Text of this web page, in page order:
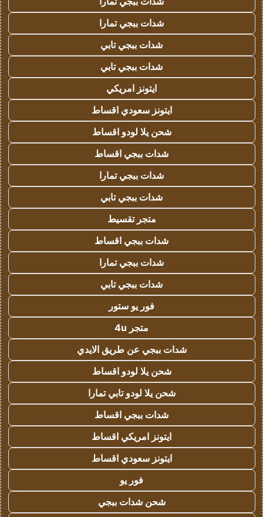
شدات ببجي تمارا
شدات ببجي تابي
شدات ببجي تابي
ايتونز امريكي
ايتونز سعودي اقساط
شحن يلا لودو اقساط
شدات ببجي اقساط
شدات ببجي تمارا
شدات ببجي تابي
متجر تقسيط
شدات ببجي اقساط
شدات ببجي تمارا
شدات ببجي تابي
فور يو ستور
متجر 4u
شدات ببجي عن طريق الايدي
شحن يلا لودو اقساط
شحن يلا لودو تابي تمارا
شدات ببجي اقساط
ايتونز امريكي اقساط
ايتونز سعودي اقساط
فور يو
شحن شدات ببجي